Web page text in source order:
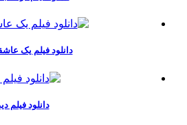
دانلود فیلم یک
دانلود فیلم